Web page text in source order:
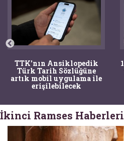
120 bin yıllık fosiller hâlâ
yaşayan türlere ait çıktı
ve nesli kurumuş bir tür
keşfedildi
İkinci Ramses Haberleri